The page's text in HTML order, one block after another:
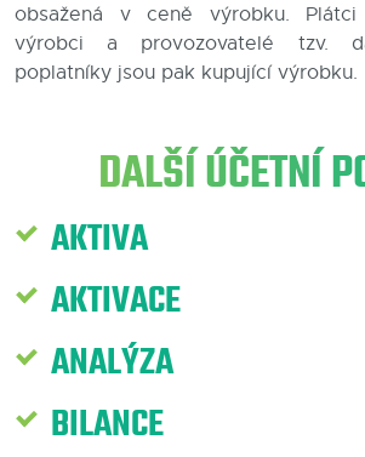
obsažená v ceně výrobku.
výrobci a provozovatelé tzv.
poplatníky jsou pak kupující výrobku.
DALŠÍ ÚČETNÍ
AKTIVA
AKTIVACE
ANALÝZA
BILANCE